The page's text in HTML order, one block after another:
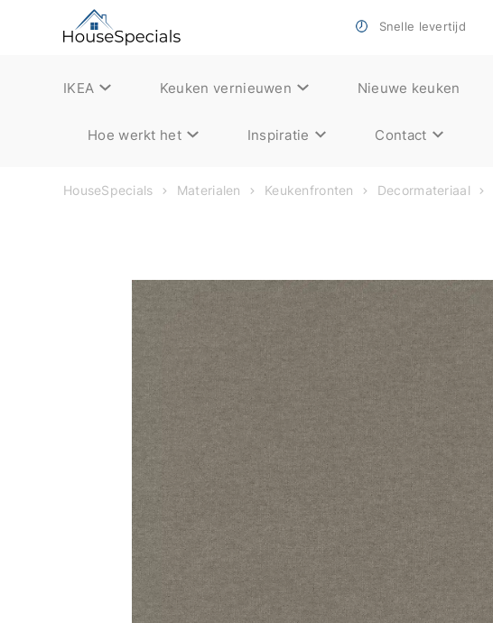
Snelle levertijd
IKEA Keuken vernieuwen Nieuwe keuken
Hoe werkt het Inspiratie Contact
HouseSpecials Materialen Keukenfronten Decormateriaal